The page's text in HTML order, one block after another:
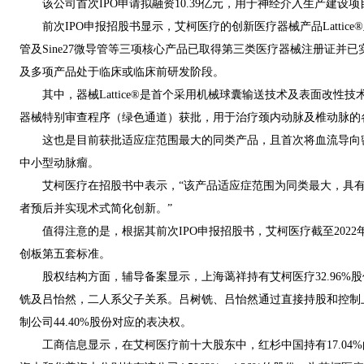
该公司首次IPO申请拟融资10.39亿元，用于神经介入生产建设项
前次IPO申报招股书显示，艾柯医疗的创新医疗器械产品Lattice®
管及Sine27微导管等三项核心产品已取得第三类医疗器械注册证并
及多项产品处于临床或临床前研发阶段。
其中，器械Lattice®是首个采用机械球囊输送技术及表面改性技
器械特别审查程序（绿色通道）获批，用于治疗颈内动脉及椎动脉
这也是目前获批适应症范围最大的同类产品，且首次将血流导向
中小型动脉瘤。
艾柯医疗在招股书中表示，“该产品适应症范围为同类最大，具
者预后并实现术式简化创新。”
值得注意的是，根据其前次IPO申报招股书，艾柯医疗截至2022
创板第五套标准。
股权结构方面，辅导备案显示，上海蔼祥持有艾柯医疗32.96%股
铣及吕怡然，二人系父子关系。吕树铣、吕怡然通过直接持股和控
制公司44.40%股份对应的表决权。
工商信息显示，在艾柯医疗前十大股东中，红杉中国持有17.04%